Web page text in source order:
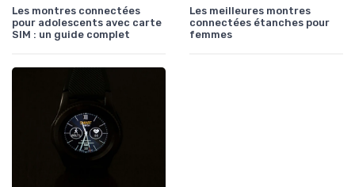
Les montres connectées
pour adolescents avec carte
SIM : un guide complet
Les meilleures montres
connectées étanches pour
femmes